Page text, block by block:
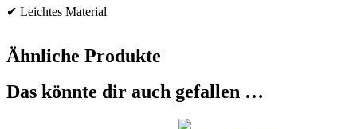
✔ Leichtes Material
Ähnliche Produkte
Das könnte dir auch gefallen …